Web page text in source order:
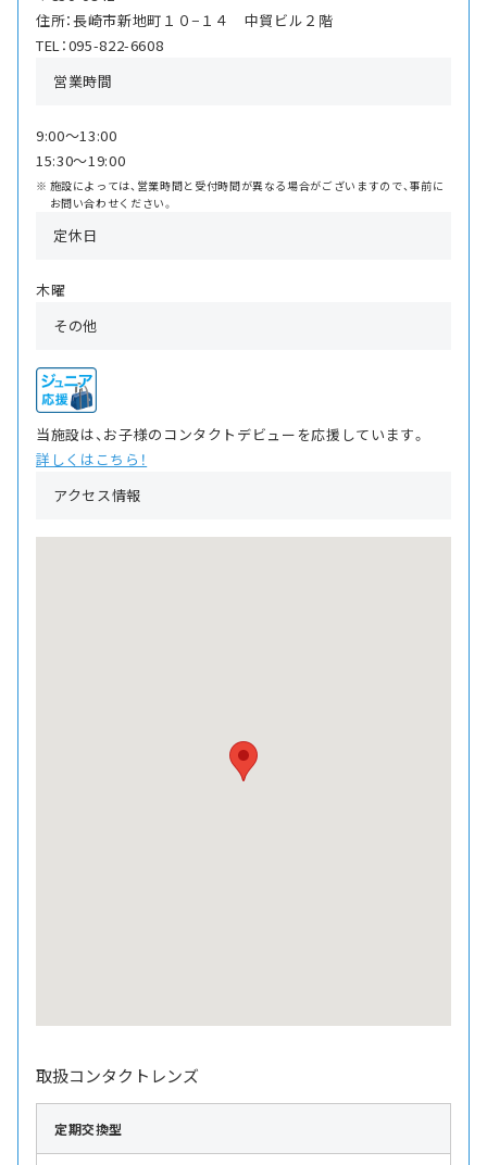
住所：長崎市新地町１０−１４ 中貿ビル２階
TEL：095-822-6608
営業時間
9:00〜13:00
15:30〜19:00
施設によっては、営業時間と受付時間が異なる場合がございますので、事前に
お問い合わせください。
定休日
木曜
その他
当施設は、お子様のコンタクトデビューを応援しています。
詳しくはこちら！
アクセス情報
取扱コンタクトレンズ
定期交換型